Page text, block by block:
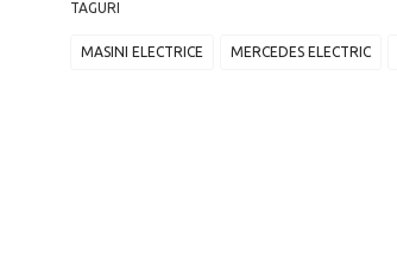
TAGURI
MASINI ELECTRICE MERCEDES ELECTRIC